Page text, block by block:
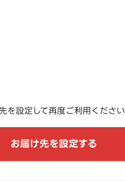
を設定して再度ご利用ください
お届け先を設定する